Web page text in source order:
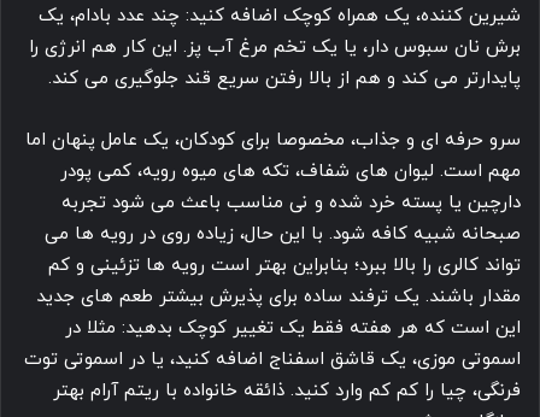
شیرین کننده، یک همراه کوچک اضافه کنید: چند عدد بادام، یک
برش نان سبوس دار، یا یک تخم مرغ آب پز. این کار هم انرژی را
پایدارتر می کند و هم از بالا رفتن سریع قند جلوگیری می کند.
سرو حرفه ای و جذاب، مخصوصا برای کودکان، یک عامل پنهان اما
مهم است. لیوان های شفاف، تکه های میوه رویه، کمی پودر
دارچین یا پسته خرد شده و نی مناسب باعث می شود تجربه
صبحانه شبیه کافه شود. با این حال، زیاده روی در رویه ها می
تواند کالری را بالا ببرد؛ بنابراین بهتر است رویه ها تزئینی و کم
مقدار باشند. یک ترفند ساده برای پذیرش بیشتر طعم های جدید
این است که هر هفته فقط یک تغییر کوچک بدهید: مثلا در
اسموتی موزی، یک قاشق اسفناج اضافه کنید، یا در اسموتی توت
فرنگی، چیا را کم کم وارد کنید. ذائقه خانواده با ریتم آرام بهتر